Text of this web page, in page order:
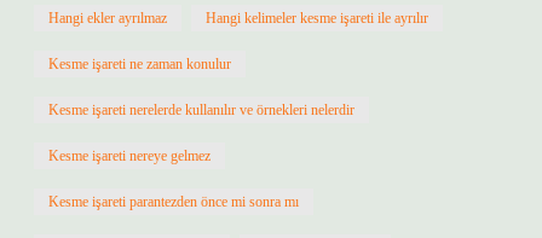
Hangi ekler ayrılmaz Hangi kelimeler kesme işareti ile ayrılır
Kesme işareti ne zaman konulur
Kesme işareti nerelerde kullanılır ve örnekleri nelerdir
Kesme işareti nereye gelmez
Kesme işareti parantezden önce mi sonra mı